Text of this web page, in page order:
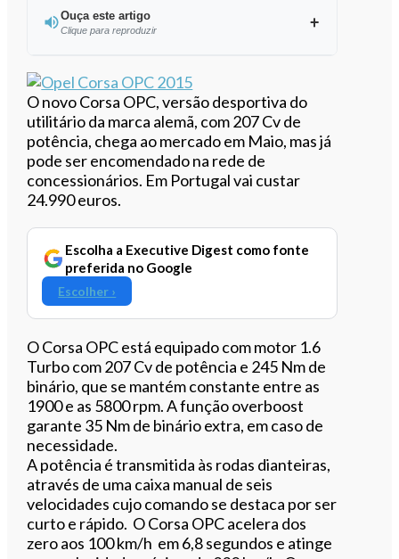
Ouça este artigo
Clique para reproduzir
Ouvir este artigo
O novo Corsa OPC, versão desportiva do
utilitário da marca alemã, com 207 Cv de
potência, chega ao mercado em Maio, mas já
pode ser encomendado na rede de
concessionários. Em Portugal vai custar
24.990 euros.
Escolha a Executive Digest como fonte
preferida no Google
Escolher ›
O Corsa OPC está equipado com motor 1.6
Turbo com 207 Cv de potência e 245 Nm de
binário, que se mantém constante entre as
1900 e as 5800 rpm. A função overboost
garante 35 Nm de binário extra, em caso de
necessidade.
A potência é transmitida às rodas dianteiras,
através de uma caixa manual de seis
velocidades cujo comando se destaca por ser
curto e rápido. O Corsa OPC acelera dos
zero aos 100 km/h em 6,8 segundos e atinge